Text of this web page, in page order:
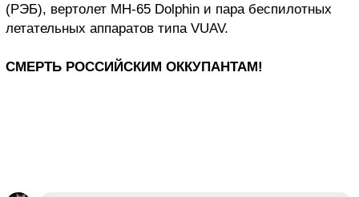
(РЭБ), вертолет MH-65 Dolphin и пара беспилотных
летательных аппаратов типа VUAV.
СМЕРТЬ РОССИЙСКИМ ОККУПАНТАМ!